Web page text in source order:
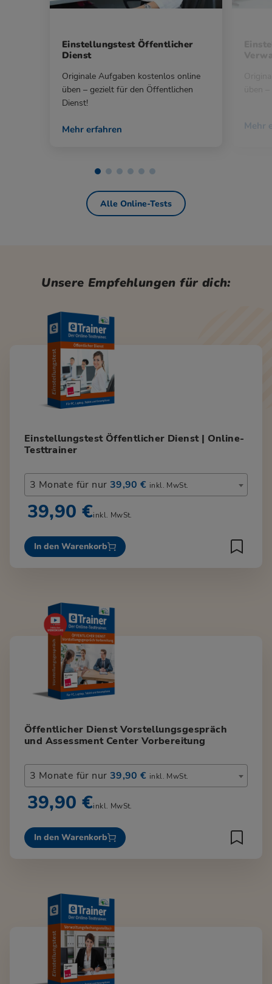
Einstellungstest Öffentlicher
Dienst
Originale Aufgaben kostenlos online
üben – gezielt für den Öffentlichen
Dienst!
Mehr erfahren Mehr
Alle Online-Tests
Unsere Empfehlungen für dich:
Einstellungstest Öffentlicher Dienst | Online-
Testtrainer
3 Monate für nur 39,90 € inkl. MwSt.
39,90 €inkl. MwSt.
In den Warenkorb
Öffentlicher Dienst Vorstellungsgespräch
und Assessment Center Vorbereitung
3 Monate für nur 39,90 € inkl. MwSt.
39,90 €inkl. MwSt.
In den Warenkorb